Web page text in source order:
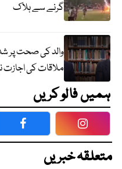
گرنے سے ہلاک
والد کی صحت پر
ملاقات کی اجازت
ہمیں فالو کریں
Facebook
متعلقہ خبریں